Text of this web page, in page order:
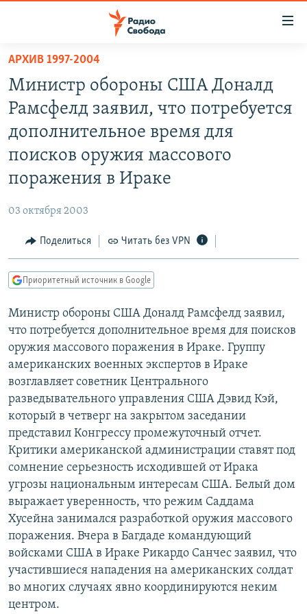
упрощенного
доступа
Вернуться
основному
содержанию
главной
навигации
Вернутся
поиску
ПОДКАСТЫ
АВТОРСКИЕ ПРОЕКТЫ
МНЕНИЯ
IDEL.РЕАЛИИ
КАВКАЗ.РЕАЛИИ
СЕВЕР.РЕАЛИИ
РАСПИСАНИЕ ВЕЩАНИЯ
ПОДПИШИТЕСЬ НА РАССЫЛКУ
СОЦИАЛЬНЫЕ СЕТИ
Все сайты РСЕ/РС
АРХИВ 1997-2004
Министр обороны США Доналд
Рамсфелд заявил, что потребуется
дополнительное время для
поисков оружия массового
поражения в Ираке
03 октября 2003
Поделиться Читать без VPN
Приоритетный источник в Google
Министр обороны США Доналд Рамсфелд заявил,
что потребуется дополнительное время для поисков
оружия массового поражения в Ираке. Группу
американских военных экспертов в Ираке
возглавляет советник Центрального
разведывательного управления США Дэвид Кэй,
который в четверг на закрытом заседании
представил Конгрессу промежуточный отчет.
Критики американской администрации ставят под
сомнение серьезность исходившей от Ирака
угрозы национальным интересам США. Белый дом
выражает уверенность, что режим Саддама
Хусейна занимался разработкой оружия массового
поражения. Вчера в Багдаде командующий
войсками США в Ираке Рикардо Санчес заявил, что
участившиеся нападения на американских солдат
во многих случаях явно координируются неким
центром.